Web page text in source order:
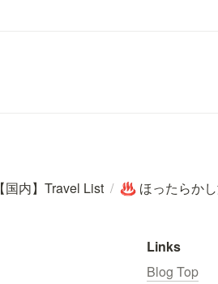
【国内】Travel List / ♨️ ほったらか
Links
Blog Top